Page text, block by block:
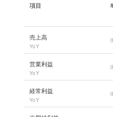
項目
売上高
YoY
営業利益
YoY
経常利益
YoY